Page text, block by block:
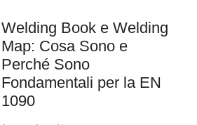
Welding Book e Welding
Map: Cosa Sono e
Perché Sono
Fondamentali per la EN
1090